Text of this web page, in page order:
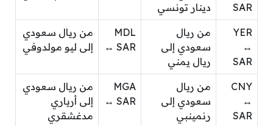
SAR
دينار تونسي
YER
↔
SAR
من ريال
سعودي إلى
ريال يمني
MDL
↔ SAR
من ريال سعودي
إلى ليو مولدوفي
CNY
↔
SAR
من ريال
سعودي إلى
رنمينبي
MGA
↔ SAR
من ريال سعودي
إلى أرياري
مدغشقري